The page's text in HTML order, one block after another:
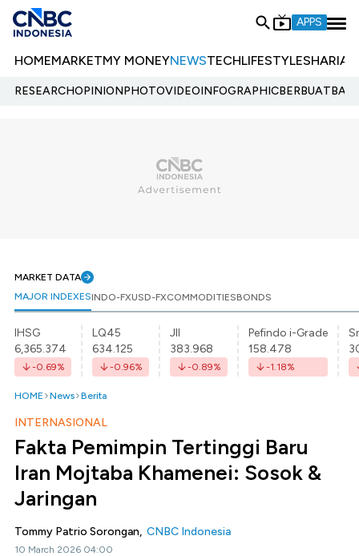
APPS
HOMEMARKETMY MONEYNEWSTECHLIFESTYLESHARIA
RESEARCHOPINIONPHOTOVIDEOINFOGRAPHIC
MARKET DATA
MAJOR INDEXESINDO-FXUSD-FXCOMMODITIESBONDS
IHSG
6,365.374
-0.69%
LQ45
634.125
-0.96%
JII
383.968
-0.89%
Pefindo i-Grade
158.478
-1.18%
HOME News Berita
INTERNASIONAL
Fakta Pemimpin Tertinggi Baru
Iran Mojtaba Khamenei: Sosok &
Jaringan
Tommy Patrio Sorongan, CNBC Indonesia
10 March 2026 04:00